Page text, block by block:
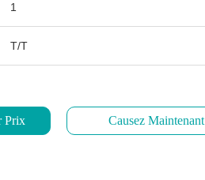
1
T/T
Prix Causez Maintenant